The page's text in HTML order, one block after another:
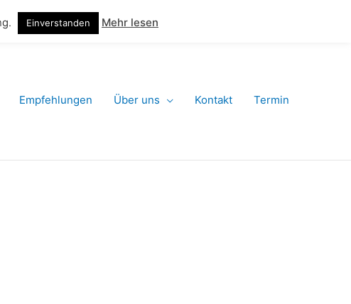
– jetzt anrufen! Termin machen online
Empfehlungen Über uns Kontakt Termin
Einverstanden Mehr lesen